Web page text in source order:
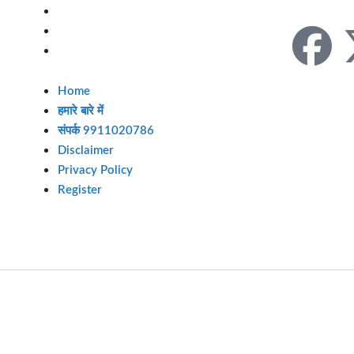
Home
हमारे बारे में
संपर्क 9911020786
Disclaimer
Privacy Policy
Register